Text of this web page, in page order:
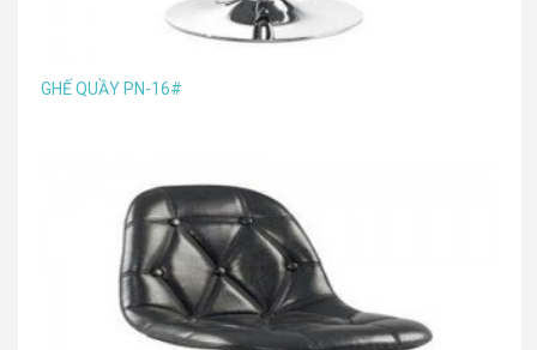
GHẾ QUẦY PN-16#